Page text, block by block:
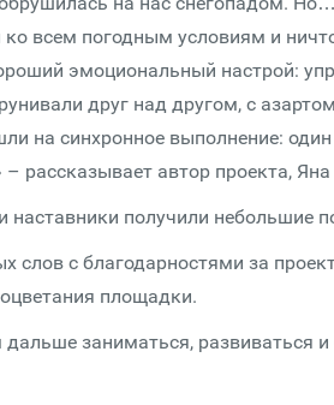
всем погодным условиям и
эмоциональный настрой:
друг над другом, с
на синхронное выполнение:
рассказывает автор проекта,
наставники получили небольшие
слов с благодарностями за
площадки.
заниматься, развиваться и